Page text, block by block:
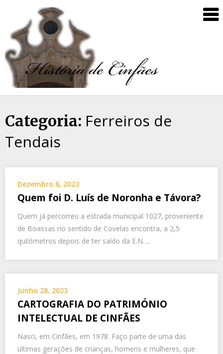
Categoria: Ferreiros de
Tendais
Dezembro 8, 2023
Quem foi D. Luís de Noronha e Távora?
Quem já percorreu a estrada municipal 1027, proveniente
de Boassas no sentido de Covelas encontra, a 2,5
quilómetros depois de ter saído da E.N….
Junho 28, 2023
CARTOGRAFIA DO PATRIMÓNIO
INTELECTUAL DE CINFÃES
Nasci, em Cinfães, em 1978. Faço parte de uma das
últimas gerações de crianças, homens e mulheres, que